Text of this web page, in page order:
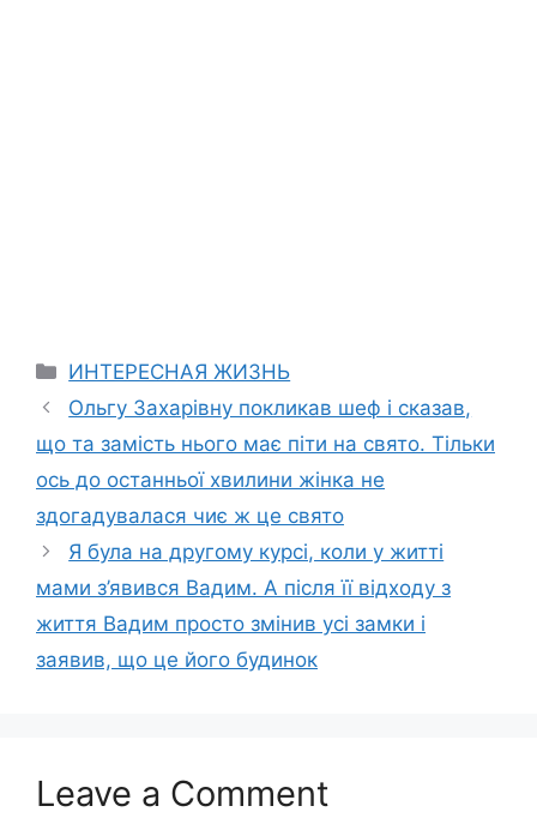
Categories
ИНТЕРЕСНАЯ ЖИЗНЬ
Ольгу Захарівну покликав шеф і сказав,
що та замість нього має піти на свято. Тільки
ось до останньої хвилини жінка не
здогадувалася чиє ж це свято
Я була на другому курсі, коли у житті
мами з’явився Вадим. А після її відходу з
життя Вадим просто змінив усі замки і
заявив, що це його будинок
Leave a Comment